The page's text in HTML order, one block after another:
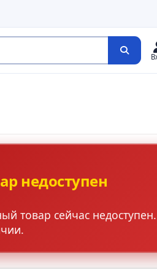
недоступен
товар сейчас